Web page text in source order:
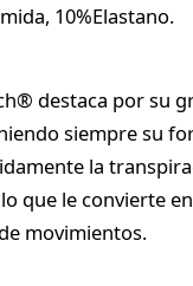
10%Elastano.
destaca por su
siempre su
la
que le convierte
movimientos.